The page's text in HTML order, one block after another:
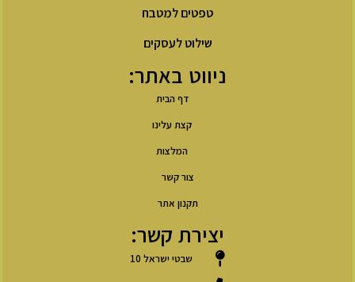
טפטים למטבח
שילוט לעסקים
ניווט באתר:
דף הבית
קצת עלינו
המלצות
צור קשר
תקנון אתר
יצירת קשר:
שבטי ישראל 10